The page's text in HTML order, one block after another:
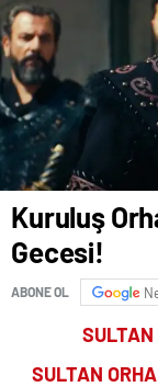
Kuruluş
Gecesi!
ABONE OL
SULTAN
SULTAN